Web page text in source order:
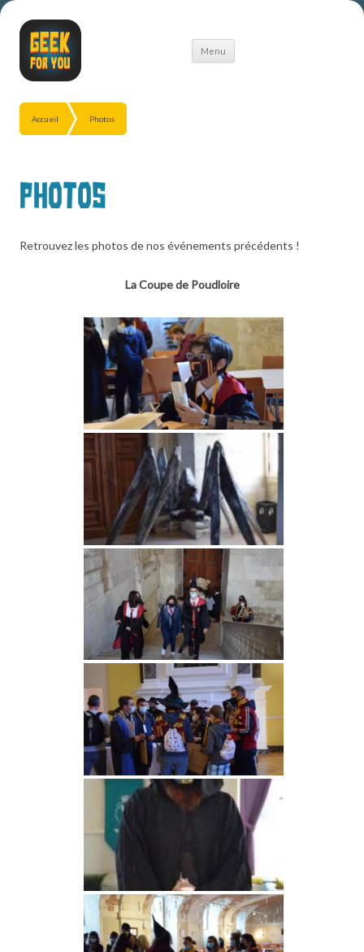
Menu
Aller
Accueil Photos
Photos
Retrouvez les photos de nos événements précédents !
La Coupe de Poudloire